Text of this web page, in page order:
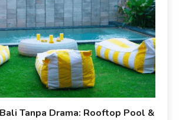
Tanpa Drama: Rooftop Pool &